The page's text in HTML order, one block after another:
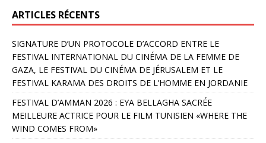
ARTICLES RÉCENTS
SIGNATURE D’UN PROTOCOLE D’ACCORD ENTRE LE
FESTIVAL INTERNATIONAL DU CINÉMA DE LA FEMME DE
GAZA, LE FESTIVAL DU CINÉMA DE JÉRUSALEM ET LE
FESTIVAL KARAMA DES DROITS DE L’HOMME EN JORDANIE
FESTIVAL D’AMMAN 2026 : EYA BELLAGHA SACRÉE
MEILLEURE ACTRICE POUR LE FILM TUNISIEN «WHERE THE
WIND COMES FROM»